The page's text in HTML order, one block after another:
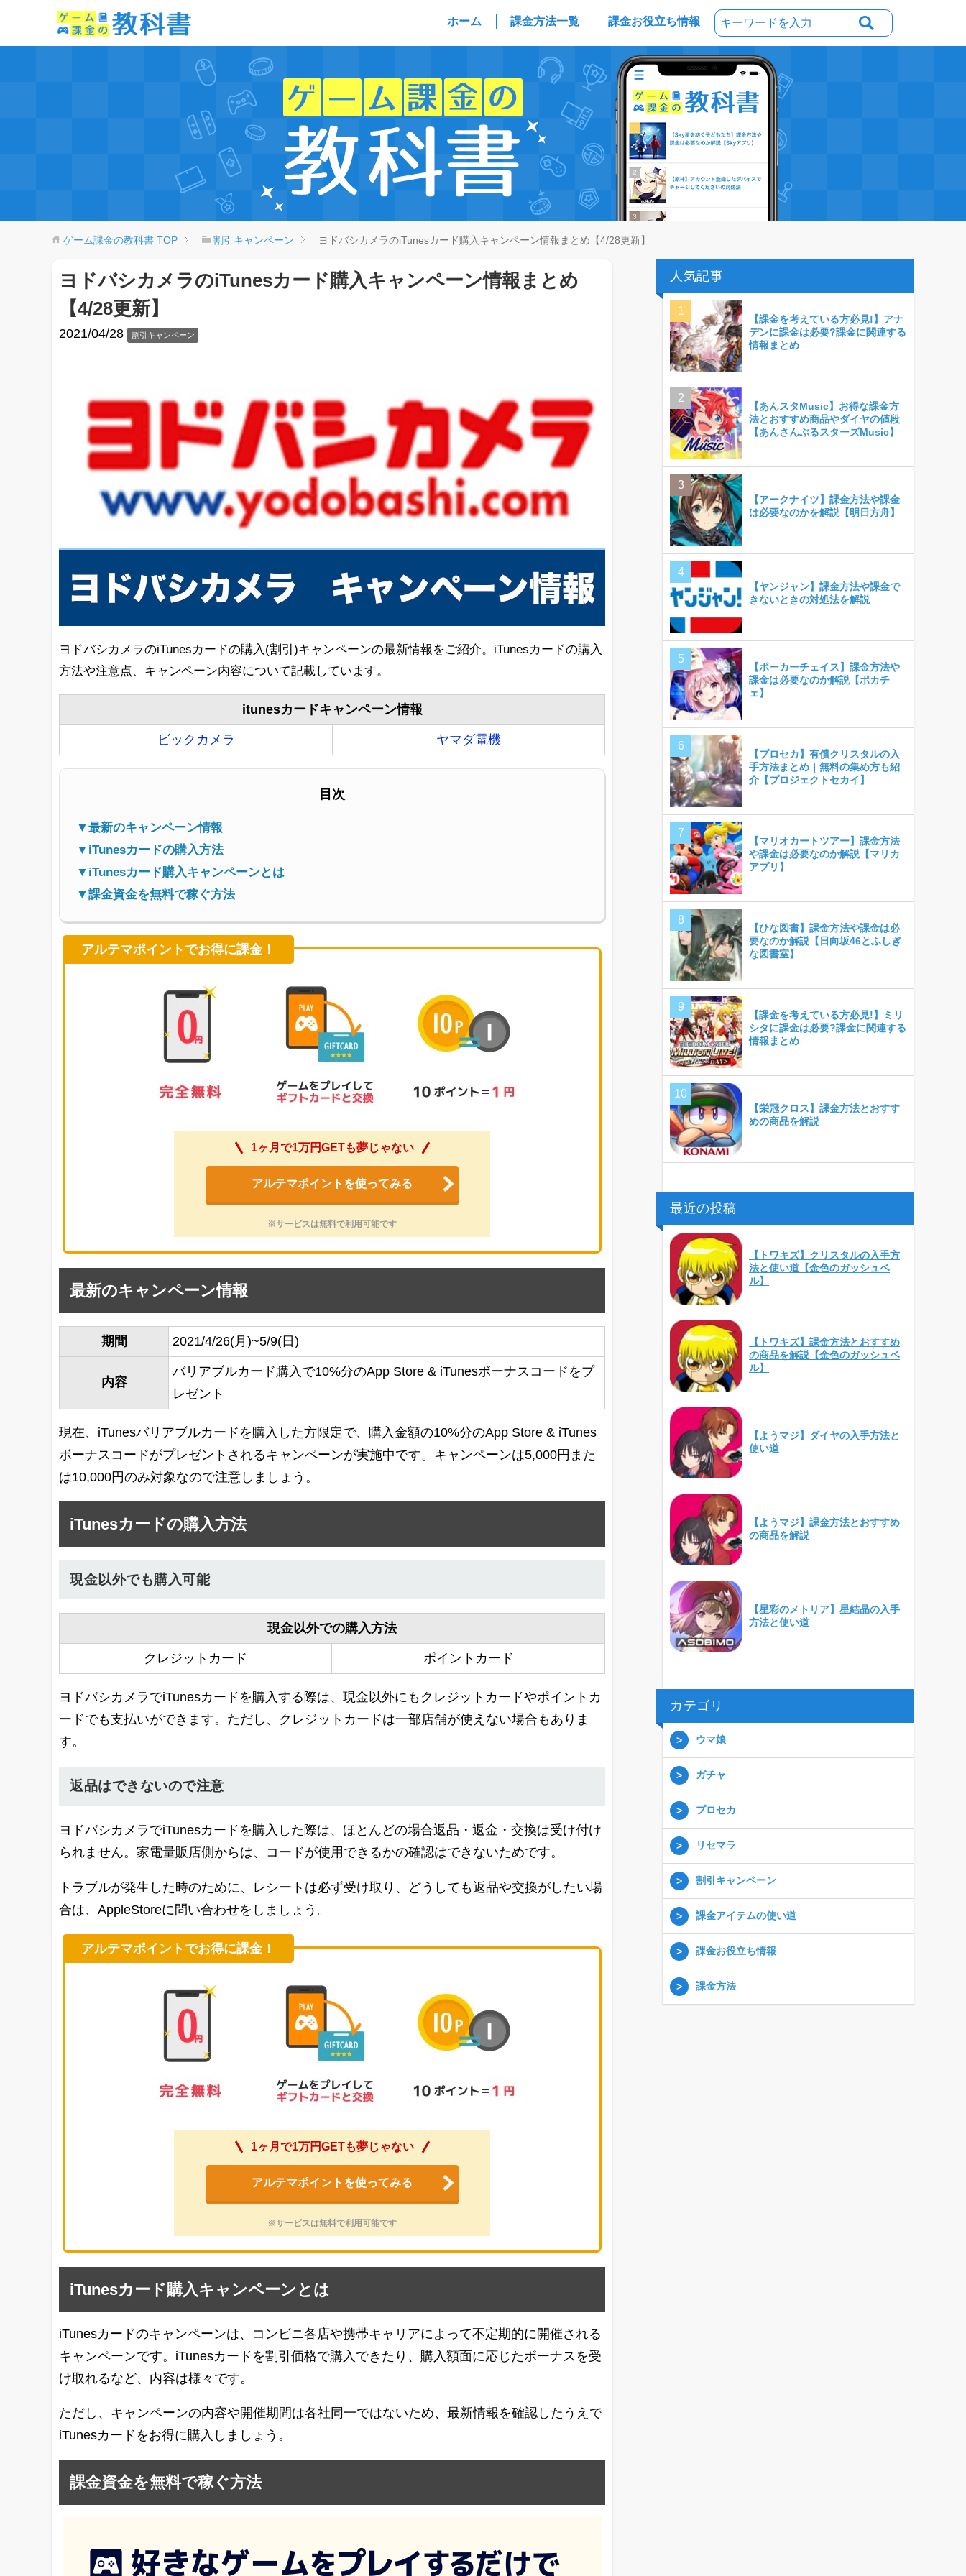
ホーム 課金方法一覧 課金お役立ち情報
ゲーム課金の教科書 TOP 割引キャンペーン ヨドバシカメラのiTunesカード購入キャンペーン情報まとめ【4/28更新】
ヨドバシカメラのiTunesカード購入キャンペーン情報まとめ
【4/28更新】
2021/04/28 割引キャンペーン
ヨドバシカメラのiTunesカードの購入(割引)キャンペーンの最新情報をご紹介。iTunesカードの購入
方法や注意点、キャンペーン内容について記載しています。
itunesカードキャンペーン情報
ビックカメラ ヤマダ電機
目次
▼最新のキャンペーン情報
▼iTunesカードの購入方法
▼iTunesカード購入キャンペーンとは
▼課金資金を無料で稼ぐ方法
アルテマポイントでお得に課金！
1ヶ月で1万円GETも夢じゃない
アルテマポイントを使ってみる
※サービスは無料で利用可能です
最新のキャンペーン情報
期間 2021/4/26(月)~5/9(日)
内容
バリアブルカード購入で10%分のApp Store & iTunesボーナスコードをプ
レゼント
現在、iTunesバリアブルカードを購入した方限定で、購入金額の10%分のApp Store & iTunes
ボーナスコードがプレゼントされるキャンペーンが実施中です。キャンペーンは5,000円また
は10,000円のみ対象なので注意しましょう。
iTunesカードの購入方法
現金以外でも購入可能
現金以外での購入方法
クレジットカード ポイントカード
ヨドバシカメラでiTunesカードを購入する際は、現金以外にもクレジットカードやポイントカ
ードでも支払いができます。ただし、クレジットカードは一部店舗が使えない場合もありま
す。
返品はできないので注意
ヨドバシカメラでiTunesカードを購入した際は、ほとんどの場合返品・返金・交換は受け付け
られません。家電量販店側からは、コードが使用できるかの確認はできないためです。
トラブルが発生した時のために、レシートは必ず受け取り、どうしても返品や交換がしたい場
合は、AppleStoreに問い合わせをしましょう。
アルテマポイントでお得に課金！
1ヶ月で1万円GETも夢じゃない
アルテマポイントを使ってみる
※サービスは無料で利用可能です
iTunesカード購入キャンペーンとは
iTunesカードのキャンペーンは、コンビニ各店や携帯キャリアによって不定期的に開催される
キャンペーンです。iTunesカードを割引価格で購入できたり、購入額面に応じたボーナスを受
け取れるなど、内容は様々です。
ただし、キャンペーンの内容や開催期間は各社同一ではないため、最新情報を確認したうえで
iTunesカードをお得に購入しましょう。
課金資金を無料で稼ぐ方法
人気記事
【課金を考えている方必見!】アナ
デンに課金は必要?課金に関連する
情報まとめ
【あんスタMusic】お得な課金方
法とおすすめ商品やダイヤの値段
【あんさんぶるスターズMusic】
【アークナイツ】課金方法や課金
は必要なのかを解説【明日方舟】
【ヤンジャン】課金方法や課金で
きないときの対処法を解説
【ポーカーチェイス】課金方法や
課金は必要なのか解説【ポカチ
ェ】
【プロセカ】有償クリスタルの入
手方法まとめ｜無料の集め方も紹
介【プロジェクトセカイ】
【マリオカートツアー】課金方法
や課金は必要なのか解説【マリカ
アプリ】
【ひな図書】課金方法や課金は必
要なのか解説【日向坂46とふしぎ
な図書室】
【課金を考えている方必見!】ミリ
シタに課金は必要?課金に関連する
情報まとめ
【栄冠クロス】課金方法とおすす
めの商品を解説
最近の投稿
【トワキズ】クリスタルの入手方
法と使い道【金色のガッシュベ
ル】
【トワキズ】課金方法とおすすめ
の商品を解説【金色のガッシュベ
ル】
【ようマジ】ダイヤの入手方法と
使い道
【ようマジ】課金方法とおすすめ
の商品を解説
【星彩のメトリア】星結晶の入手
方法と使い道
カテゴリ
ウマ娘
ガチャ
プロセカ
リセマラ
割引キャンペーン
課金アイテムの使い道
課金お役立ち情報
課金方法